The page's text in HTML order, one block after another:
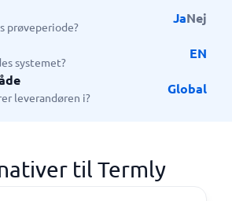
prøveperiode?
JaNej
systemet?
EN
leverandøren i?
Global
til Termly